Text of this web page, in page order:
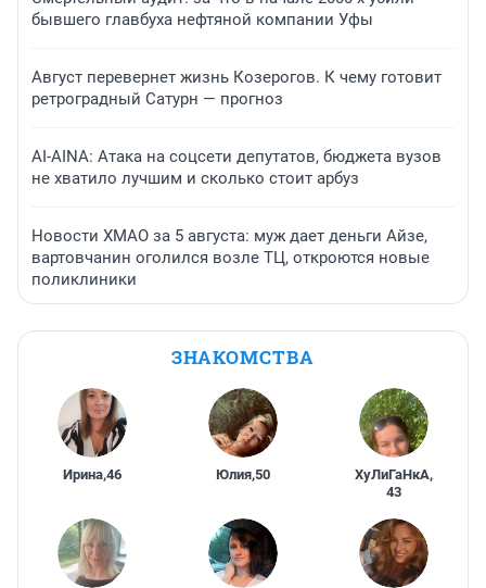
бывшего главбуха нефтяной компании Уфы
Август перевернет жизнь Козерогов. К чему готовит
ретроградный Сатурн — прогноз
AI-AINA: Атака на соцсети депутатов, бюджета вузов
не хватило лучшим и сколько стоит арбуз
Новости ХМАО за 5 августа: муж дает деньги Айзе,
вартовчанин оголился возле ТЦ, откроются новые
поликлиники
ЗНАКОМСТВА
Ирина,46 Юлия,50 ХуЛиГаНкА,
43